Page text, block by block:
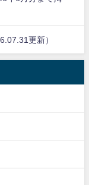
更新）